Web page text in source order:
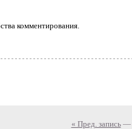
комментирования.
« Пред. запись—